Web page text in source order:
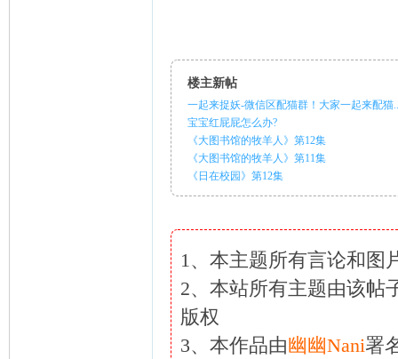
楼主新帖
一起来捉妖-微信区配猫群！大家一起来配猫
宝宝红屁屁怎么办?
《大图书馆的牧羊人》第12集
《大图书馆的牧羊人》第11集
《日在校园》第12集
1、本主题所有言论和图
2、本站所有主题由该帖
版权
3、本作品由幽幽Nani署